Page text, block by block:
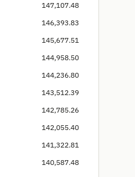
147,107.48
146,393.83
145,677.51
144,958.50
144,236.80
143,512.39
142,785.26
142,055.40
141,322.81
140,587.48